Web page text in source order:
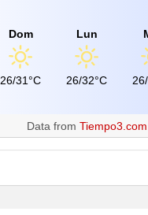
Dom
26/31°C
Lun
26/32°C
Data from Tiempo3.com